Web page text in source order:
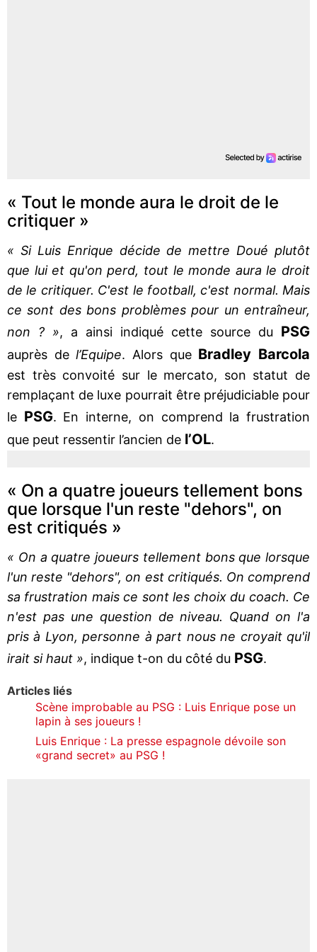
« Tout le monde aura le droit de le
critiquer »
« Si Luis Enrique décide de mettre Doué plutôt
que lui et qu'on perd, tout le monde aura le droit
de le critiquer. C'est le football, c'est normal. Mais
ce sont des bons problèmes pour un entraîneur,
non ? », a ainsi indiqué cette source du PSG
auprès del’Equipe. Alors que Bradley Barcola
est très convoité sur le mercato, son statut de
remplaçant de luxe pourrait être préjudiciable pour
le PSG. En interne, on comprend la frustration
que peut ressentir l’ancien de l’OL.
« On a quatre joueurs tellement bons
que lorsque l'un reste "dehors", on
est critiqués »
« On a quatre joueurs tellement bons que lorsque
l'un reste "dehors", on est critiqués. On comprend
sa frustration mais ce sont les choix du coach. Ce
n'est pas une question de niveau. Quand on l'a
pris à Lyon, personne à part nous ne croyait qu'il
irait si haut », indique t-on du côté du PSG.
Articles liés
Scène improbable au PSG : Luis Enrique pose un
lapin à ses joueurs !
Luis Enrique : La presse espagnole dévoile son
«grand secret» au PSG !